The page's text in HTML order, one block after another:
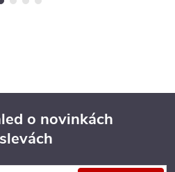
o novinkách